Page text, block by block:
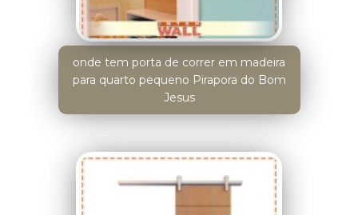
onde tem porta de correr em madeira
para quarto pequeno Pirapora do Bom
Jesus